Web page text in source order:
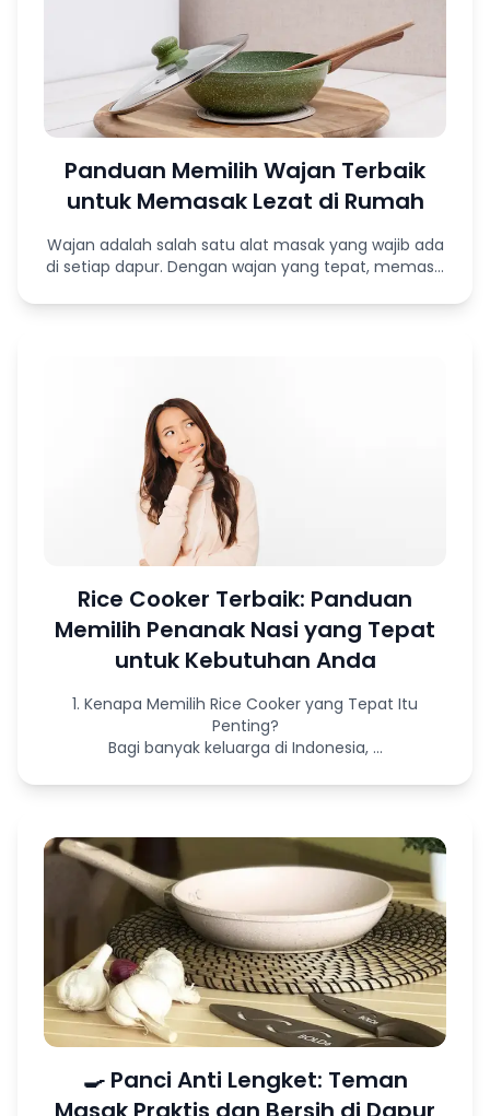
Panduan Memilih Wajan Terbaik
untuk Memasak Lezat di Rumah
Wajan adalah salah satu alat masak yang wajib ada
di setiap dapur. Dengan wajan yang tepat, memas...
Rice Cooker Terbaik: Panduan
Memilih Penanak Nasi yang Tepat
untuk Kebutuhan Anda
1. Kenapa Memilih Rice Cooker yang Tepat Itu
Penting?
Bagi banyak keluarga di Indonesia, ...
🍳 Panci Anti Lengket: Teman